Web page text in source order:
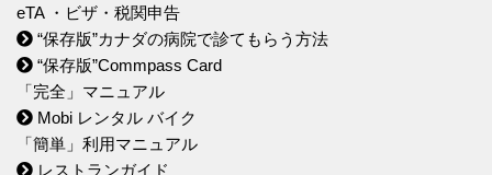
eTA ・ビザ・税関申告
“保存版”カナダの病院で診てもらう方法
“保存版”Commpass Card
「完全」マニュアル
Mobi レンタル バイク
「簡単」利用マニュアル
レストランガイド